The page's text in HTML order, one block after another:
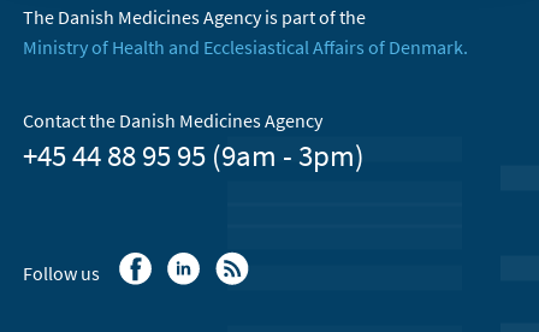
The Danish Medicines Agency is part of the
Ministry of Health and Ecclesiastical Affairs of Denmark.
Contact the Danish Medicines Agency
+45 44 88 95 95 (9am - 3pm)
Follow us